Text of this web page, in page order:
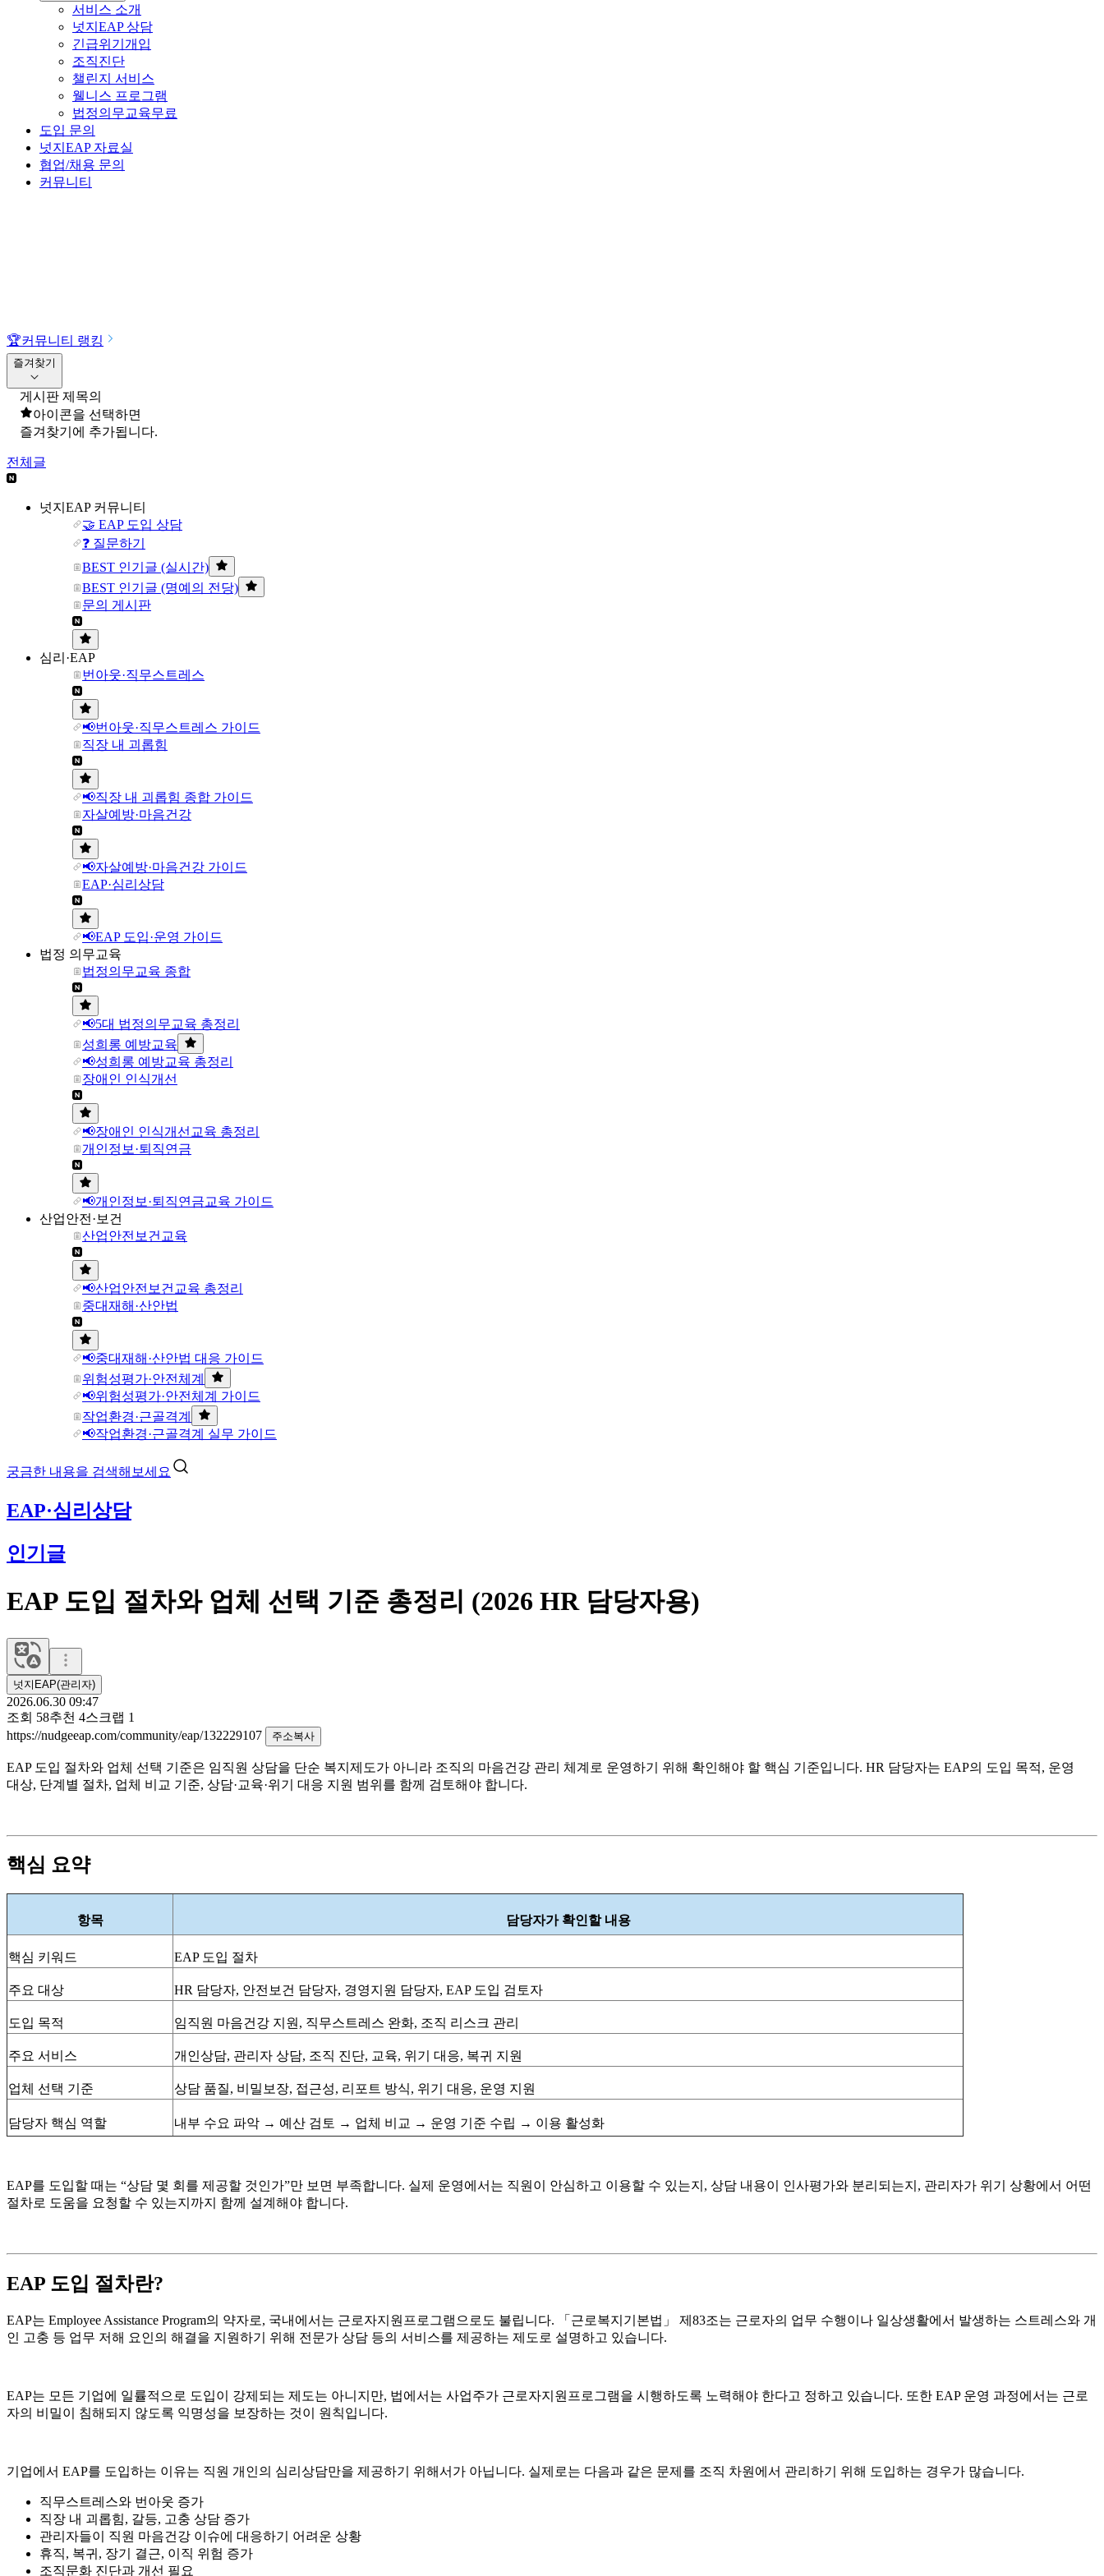
서비스 소개
넛지EAP 상담
긴급위기개입
조직진단
챌린지 서비스
웰니스 프로그램
법정의무교육무료
도입 문의
넛지EAP 자료실
협업/채용 문의
커뮤니티
🏆커뮤니티 랭킹
즐겨찾기
게시판 제목의
아이콘을 선택하면
즐겨찾기에 추가됩니다.
전체글
넛지EAP 커뮤니티
🤝 EAP 도입 상담
❓ 질문하기
BEST 인기글 (실시간)
BEST 인기글 (명예의 전당)
문의 게시판
심리·EAP
번아웃·직무스트레스
📢번아웃·직무스트레스 가이드
직장 내 괴롭힘
📢직장 내 괴롭힘 종합 가이드
자살예방·마음건강
📢자살예방·마음건강 가이드
EAP·심리상담
📢EAP 도입·운영 가이드
법정 의무교육
법정의무교육 종합
📢5대 법정의무교육 총정리
성희롱 예방교육
📢성희롱 예방교육 총정리
장애인 인식개선
📢장애인 인식개선교육 총정리
개인정보·퇴직연금
📢개인정보·퇴직연금교육 가이드
산업안전·보건
산업안전보건교육
📢산업안전보건교육 총정리
중대재해·산안법
📢중대재해·산안법 대응 가이드
위험성평가·안전체계
📢위험성평가·안전체계 가이드
작업환경·근골격계
📢작업환경·근골격계 실무 가이드
궁금한 내용을 검색해보세요
EAP·심리상담
인기글
EAP 도입 절차와 업체 선택 기준 총정리 (2026 HR 담당자용)
넛지EAP(관리자)
2026.06.30 09:47
조회 58추천 4스크랩 1
https://nudgeeap.com/community/eap/132229107
주소복사
EAP 도입 절차와 업체 선택 기준은 임직원 상담을 단순 복지제도가 아니라 조직의 마음건강 관리 체계로 운영하기 위해 확인해야 할 핵심 기준입니다. HR 담당자는 EAP의 도입 목적, 운영
대상, 단계별 절차, 업체 비교 기준, 상담·교육·위기 대응 지원 범위를 함께 검토해야 합니다.
핵심 요약
항목 담당자가 확인할 내용
핵심 키워드 EAP 도입 절차
주요 대상 HR 담당자, 안전보건 담당자, 경영지원 담당자, EAP 도입 검토자
도입 목적 임직원 마음건강 지원, 직무스트레스 완화, 조직 리스크 관리
주요 서비스 개인상담, 관리자 상담, 조직 진단, 교육, 위기 대응, 복귀 지원
업체 선택 기준 상담 품질, 비밀보장, 접근성, 리포트 방식, 위기 대응, 운영 지원
담당자 핵심 역할 내부 수요 파악 → 예산 검토 → 업체 비교 → 운영 기준 수립 → 이용 활성화
EAP를 도입할 때는 “상담 몇 회를 제공할 것인가”만 보면 부족합니다. 실제 운영에서는 직원이 안심하고 이용할 수 있는지 , 상담 내용이 인사평가와 분리되는지 , 관리자가 위기 상황에서 어떤
절차로 도움을 요청할 수 있는지까지 함께 설계해야 합니다.
EAP 도입 절차란?
EAP는 Employee Assistance Program의 약자로, 국내에서는 근로자지원프로그램으로도 불립니다. 「근로복지기본법」 제83조는 근로자의 업무 수행이나 일상생활에서 발생하는 스트레스와 개
인 고충 등 업무 저해 요인의 해결을 지원하기 위해 전문가 상담 등의 서비스를 제공하는 제도로 설명하고 있습니다.
EAP는 모든 기업에 일률적으로 도입이 강제되는 제도는 아니지만, 법에서는 사업주가 근로자지원프로그램을 시행하도록 노력해야 한다고 정하고 있습니다. 또한 EAP 운영 과정에서는 근로
자의 비밀이 침해되지 않도록 익명성을 보장하는 것이 원칙입니다.
기업에서 EAP를 도입하는 이유는 직원 개인의 심리상담만을 제공하기 위해서가 아닙니다. 실제로는 다음과 같은 문제를 조직 차원에서 관리하기 위해 도입하는 경우가 많습니다.
직무스트레스와 번아웃 증가
직장 내 괴롭힘, 갈등, 고충 상담 증가
관리자들이 직원 마음건강 이슈에 대응하기 어려운 상황
휴직, 복귀, 장기 결근, 이직 위험 증가
조직문화 진단과 개선 필요